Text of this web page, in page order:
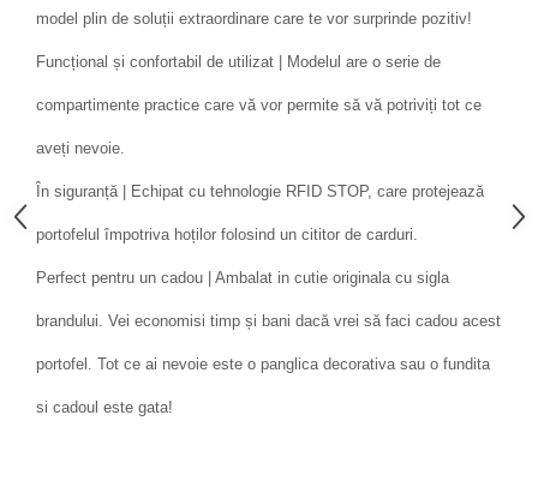
model plin de soluții extraordinare care te vor surprinde pozitiv!
Funcțional și confortabil de utilizat | Modelul are o serie de
compartimente practice care vă vor permite să vă potriviți tot ce
aveți nevoie.
În siguranță | Echipat cu tehnologie RFID STOP, care protejează
portofelul împotriva hoților folosind un cititor de carduri.
Perfect pentru un cadou | Ambalat in cutie originala cu sigla
brandului. Vei economisi timp și bani dacă vrei să faci cadou acest
portofel. Tot ce ai nevoie este o panglica decorativa sau o fundita
si cadoul este gata!